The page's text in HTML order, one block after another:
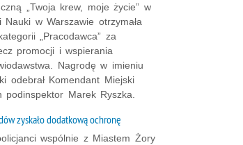
„Twoja krew, moje życie” w
Nauki w Warszawie otrzymała
„Pracodawca” za
promocji i wspierania
Nagrodę w imieniu
odebrał Komendant Miejski
podinspektor Marek Ryszka.
zyskało dodatkową ochronę
wspólnie z Miastem Żory